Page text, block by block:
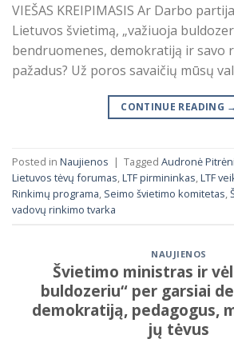
VIEŠAS KREIPIMASIS Ar Darbo
Lietuvos švietimą, „važiuoja
bendruomenes, demokratiją ir savo
pažadus? Už poros savaičių mūsų
CONTINUE READING →
Posted in Naujienos | Tagged Audronė
Lietuvos tėvų forumas,LTF pirmininkas,LTF
Rinkimų programa, Seimo švietimo komitetas,
vadovų rinkimo tvarka
NAUJIENOS
Švietimo ministras ir
buldozeriu“ per garsiai
demokratiją, pedagogus,
jų tėvus